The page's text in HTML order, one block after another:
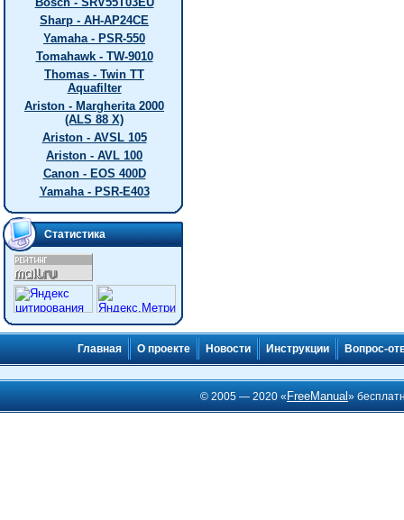
Sharp - AH-AP24CE
Yamaha - PSR-550
Tomahawk - TW-9010
Thomas - Twin TT
Aquafilter
Ariston - Margherita 2000
(ALS 88 X)
Ariston - AVSL 105
Ariston - AVL 100
Canon - EOS 400D
Yamaha - PSR-E403
Статистика
Главная О проекте Новости Инструкции Вопрос-
© 2005 — 2020 « FreeManual»